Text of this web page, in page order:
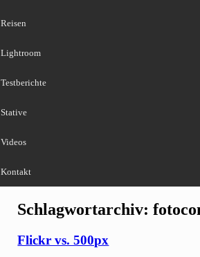
Reisen
Lightroom
Testberichte
Stative
Videos
Kontakt
Schlagwortarchiv:
Flickr vs. 500px